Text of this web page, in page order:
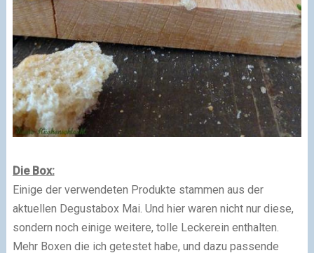
Die Box:
Einige der verwendeten Produkte stammen aus der
aktuellen Degustabox Mai. Und hier waren nicht nur diese,
sondern noch einige weitere, tolle Leckerein enthalten.
Mehr Boxen die ich getestet habe, und dazu passende